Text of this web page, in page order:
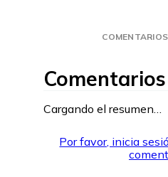
Comentarios
Cargando el resumen…
Por favor, inicia